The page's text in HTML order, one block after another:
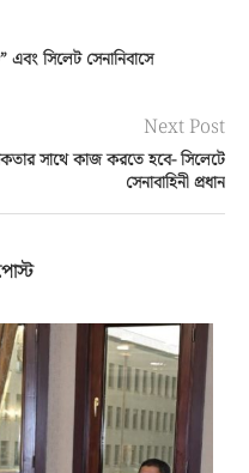
এবং সিলেট সেনানিবাসে
Next Post
সাথে কাজ করতে হবে- সিলেটে
সেনাবাহিনী প্রধান